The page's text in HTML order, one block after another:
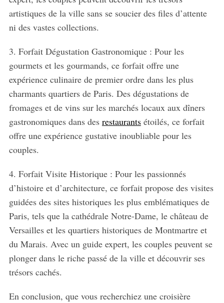
artistiques de la ville sans se soucier des files d’attente
ni des vastes collections.
3. Forfait Dégustation Gastronomique : Pour les
gourmets et les gourmands, ce forfait offre une
expérience culinaire de premier ordre dans les plus
charmants quartiers de Paris. Des dégustations de
fromages et de vins sur les marchés locaux aux dîners
gastronomiques dans des restaurantsétoilés, ce forfait
offre une expérience gustative inoubliable pour les
couples.
4. Forfait Visite Historique : Pour les passionnés
d’histoire et d’architecture, ce forfait propose des visites
guidées des sites historiques les plus emblématiques de
Paris, tels que la cathédrale Notre-Dame, le château de
Versailles et les quartiers historiques de Montmartre et
du Marais. Avec un guide expert, les couples peuvent se
plonger dans le riche passé de la ville et découvrir ses
trésors cachés.
En conclusion, que vous recherchiez une croisière
e
c
h
f
: